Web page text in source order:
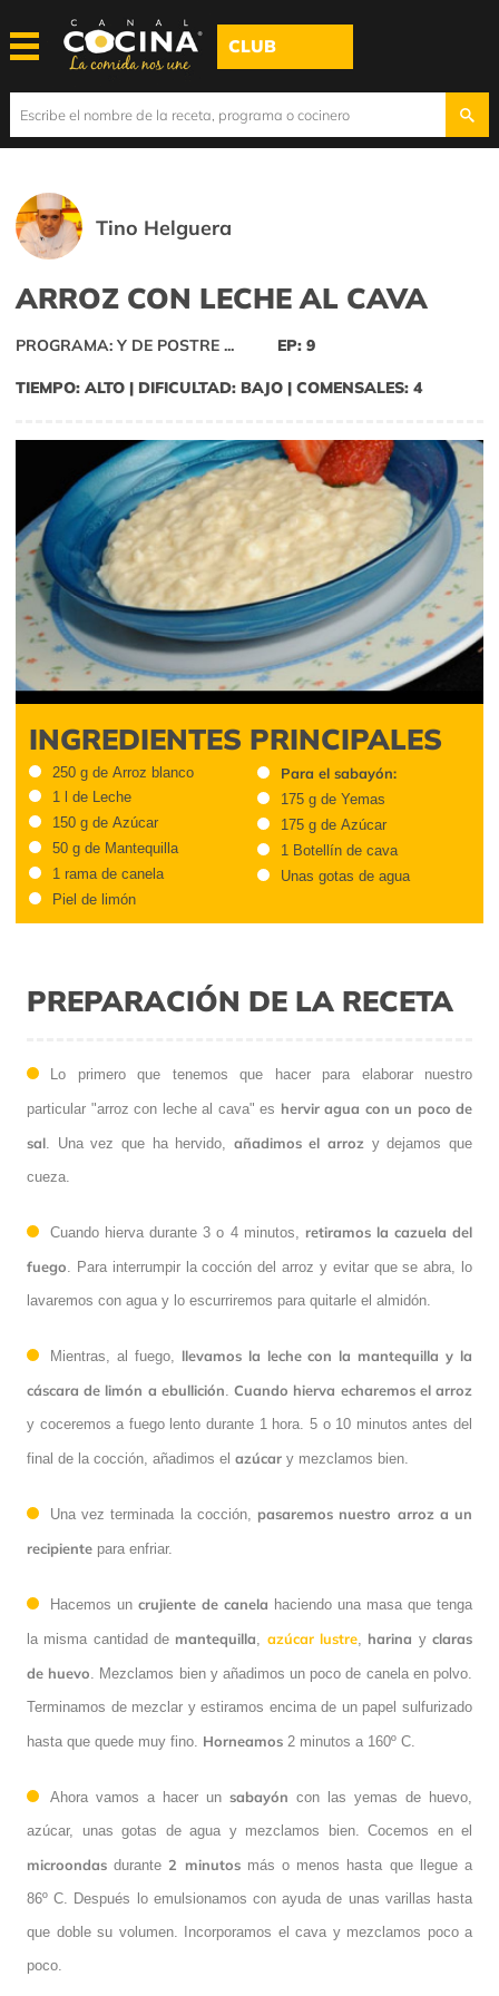
CLUB
Tino Helguera
ARROZ CON LECHE AL CAVA
PROGRAMA: Y DE POSTRE ... EP: 9
TIEMPO: ALTO | DIFICULTAD: BAJO | COMENSALES: 4
INGREDIENTES PRINCIPALES
250 g de Arroz blanco
1 l de Leche
150 g de Azúcar
50 g de Mantequilla
1 rama de canela
Piel de limón
Para el sabayón:
175 g de Yemas
175 g de Azúcar
1 Botellín de cava
Unas gotas de agua
PREPARACIÓN DE LA RECETA
Lo primero que tenemos que hacer para elaborar nuestro
particular "arroz con leche al cava" es hervir agua con un poco de
sal . Una vez que ha hervido, añadimos el arroz y dejamos que
cueza.
Cuando hierva durante 3 o 4 minutos, retiramos la cazuela del
fuego . Para interrumpir la cocción del arroz y evitar que se abra, lo
lavaremos con agua y lo escurriremos para quitarle el almidón.
Mientras, al fuego, llevamos la leche con la mantequilla y la
cáscara de limón a ebullición .Cuando hierva echaremos el arroz
y coceremos a fuego lento durante 1 hora. 5 o 10 minutos antes del
final de la cocción, añadimos el azúcar y mezclamos bien.
Una vez terminada la cocción,
pasaremos nuestro arroz a un
recipiente para enfriar.
Hacemos un crujiente de canela haciendo una masa que tenga
la misma cantidad de mantequilla azúcar lustre harina yclaras
de huevo . Mezclamos bien y añadimos un poco de canela en polvo.
Terminamos de mezclar y estiramos encima de un papel sulfurizado
hasta que quede muy fino. Horneamos 2 minutos a 160º C.
Ahora vamos a hacer un sabayón con las yemas de huevo,
azúcar, unas gotas de agua y mezclamos bien. Cocemos en el
microondasdurante 2 minutosmás o menos hasta que llegue a
86º C. Después lo emulsionamos con ayuda de unas varillas hasta
que doble su volumen. Incorporamos el cava y mezclamos poco a
poco.